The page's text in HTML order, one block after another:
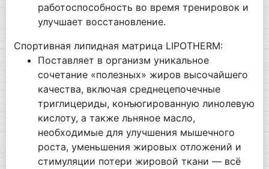
работоспособность во время тренировок и
улучшает восстановление.
Спортивная липидная матрица LIPOTHERM:
Поставляет в организм уникальное
сочетание «полезных» жиров высочайшего
качества, включая среднецепочечные
триглицериды, конъюгированную линолевую
кислоту, а также льняное масло,
необходимые для улучшения мышечного
роста, уменьшения жировых отложений и
стимуляции потери жировой ткани — всё